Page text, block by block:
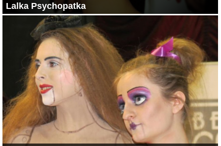
Lalka Psychopatka